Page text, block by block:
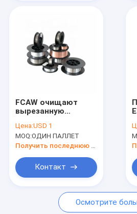
О нас
Путешествие фабрики
Спросите цитату
VR
провод заварки mig
FCAW очищают
вырезанную
собственную
личность вьюрка
провода 15kg
защищали .025 .030
E501T11-G
Цена:USD 1
MOQ:ОДИН ПАЛЛЕТ
Получить последнюю цену
Контакт
Осмотрите